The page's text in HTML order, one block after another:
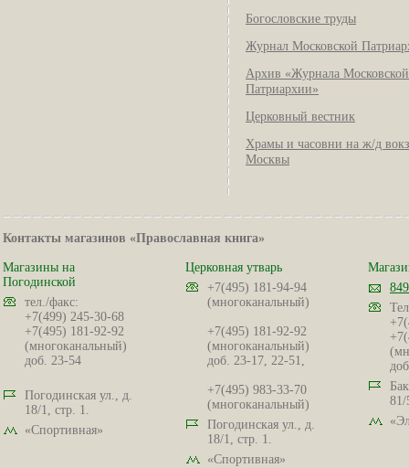
Богословские труды
Журнал Московской
Архив «Журнала Московской
Патриархии»
Церковный вестник
Храмы и часовни на ж/д
Москвы
Контакты магазинов «Православная книга»
Магазины на
Погодинской
тел./факс:
+7(499) 245-30-68
+7(495) 181-92-92
(многоканальный)
доб. 23-54
Погодинская ул., д.
18/1, стр. 1.
«Спортивная»
Церковная утварь
+7(495) 181-94-94
(многоканальный)
+7(495) 181-92-92
(многоканальный)
доб. 23-17, 22-51,
+7(495) 983-33-70
(многоканальный)
Погодинская ул., д.
18/1, стр. 1.
«Спортивная»
81/